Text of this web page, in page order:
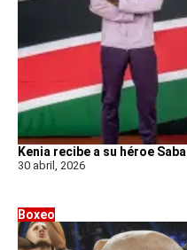
Kenia recibe a su héroe
30 abril, 2026
Boxeo